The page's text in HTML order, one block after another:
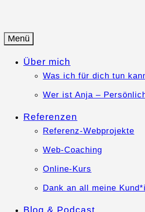
Anja-Teuner.de
Web-Business mit Herz
Menü
Über mich
Was ich für dich tun
Wer ist Anja –
Referenzen
Referenz-Webprojekte
Web-Coaching
Online-Kurs
Dank an all meine
Blog & Podcast